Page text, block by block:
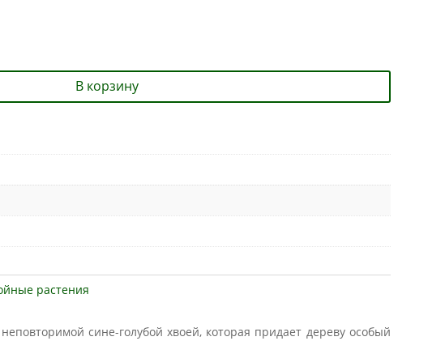
В корзину
растения
сине-голубой хвоей, которая придает дереву особый